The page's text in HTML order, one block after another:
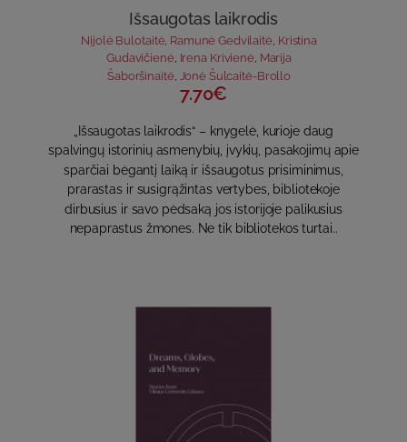
Išsaugotas laikrodis
Nijolė Bulotaitė Ramunė Gedvilaitė Kristina
Gudavičienė, Irena Krivienė, Marija
Šaboršinaitė Jonė Šulcaitė-Brollo
7.70€
„Išsaugotas laikrodis“ – knygelė, kurioje daug
spalvingų istorinių asmenybių, įvykių, pasakojimų apie
sparčiai bėgantį laiką ir išsaugotus prisiminimus,
prarastas ir susigrąžintas vertybes, bibliotekoje
dirbusius ir savo pėdsaką jos istorijoje palikusius
nepaprastus žmones. Ne tik bibliotekos turtai..